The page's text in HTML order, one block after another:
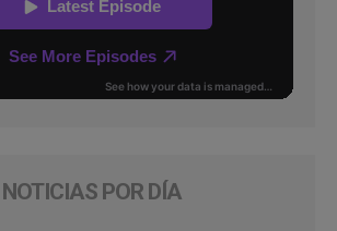
NOTICIAS POR DÍA